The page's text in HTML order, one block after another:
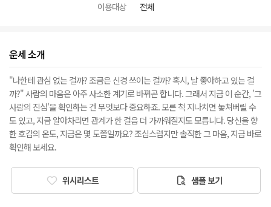
이용대상
전체
운세 소개
"나한테 관심 없는 걸까? 조금은 신경 쓰이는 걸까? 혹시, 날 좋아하고 있는 걸
까?" 사람의 마음은 아주 사소한 계기로 바뀌곤 합니다. 그래서 지금 이 순간, '그
사람의 진심'을 확인하는 건 무엇보다 중요하죠. 모른 척 지나치면 놓쳐버릴 수
도 있고, 지금 알아차리면 관계가 한 걸음 더 가까워질지도 모릅니다. 당신을 향
한 호감의 온도, 지금은 몇 도쯤일까요? 조심스럽지만 솔직한 그 마음, 지금 바로
확인해 보세요.
위시리스트 샘플 보기